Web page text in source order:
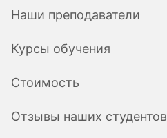
Наши преподаватели
Курсы обучения
Стоимость
Отзывы наших студентов